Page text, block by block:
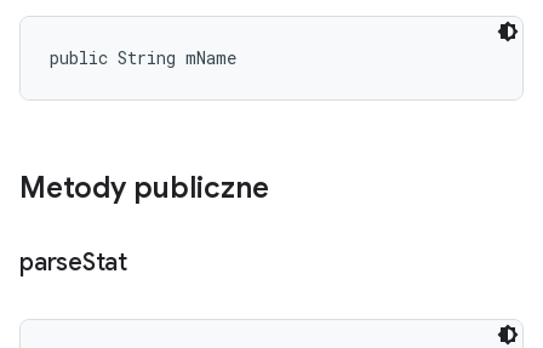
public String mName
Metody publiczne
parseStat